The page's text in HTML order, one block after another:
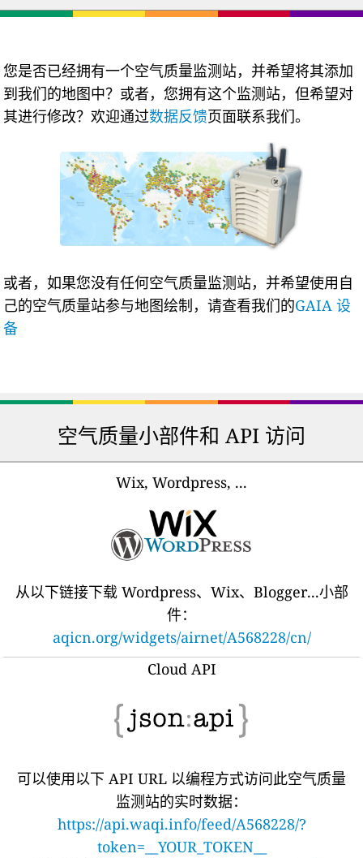
您是否已经拥有一个空气质量监测站，并希望将其添加
到我们的地图中？或者，您拥有这个监测站，但希望对
其进行修改？欢迎通过数据反馈页面联系我们。
或者，如果您没有任何空气质量监测站，并希望使用自
己的空气质量站参与地图绘制，请查看我们的GAIA 设
备
空气质量小部件和 API 访问
Wix, Wordpress, ...
从以下链接下载 Wordpress、Wix、Blogger...小部
件：
aqicn.org/widgets/airnet/A568228/cn/
Cloud API
可以使用以下 API URL 以编程方式访问此空气质量
监测站的实时数据：
https://api.waqi.info/feed/A568228/?
token=__YOUR_TOKEN__